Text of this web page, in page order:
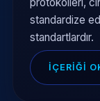
standardize
standartlardır.
İÇERIĞI